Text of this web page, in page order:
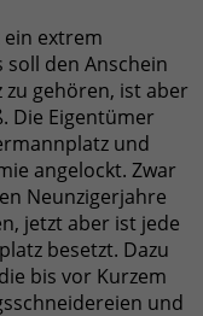
extrem
den Anschein
gehören, ist aber
Die Eigentümer
und
angelockt. Zwar
Neunzigerjahre
jetzt aber ist jede
besetzt. Dazu
bis vor Kurzem
und